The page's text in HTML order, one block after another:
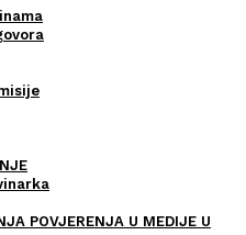
POVJERENJA U MEDIJE U